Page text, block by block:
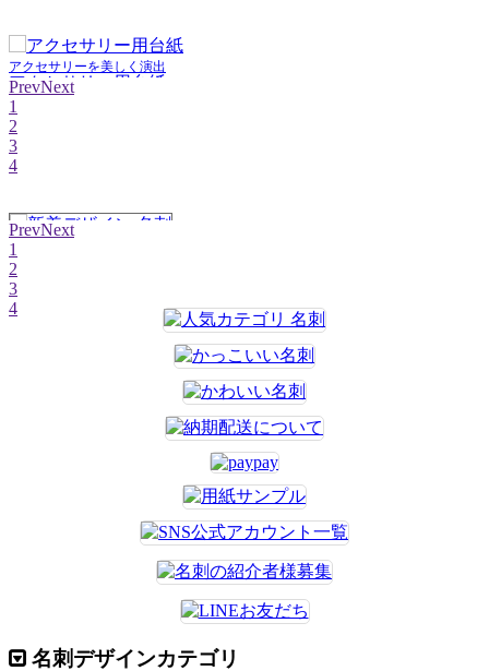
アクセサリーを美しく演出
アクセサリー用台紙
PrevNext
1
2
3
4
PrevNext
1
2
3
4
名刺デザインカテゴリ